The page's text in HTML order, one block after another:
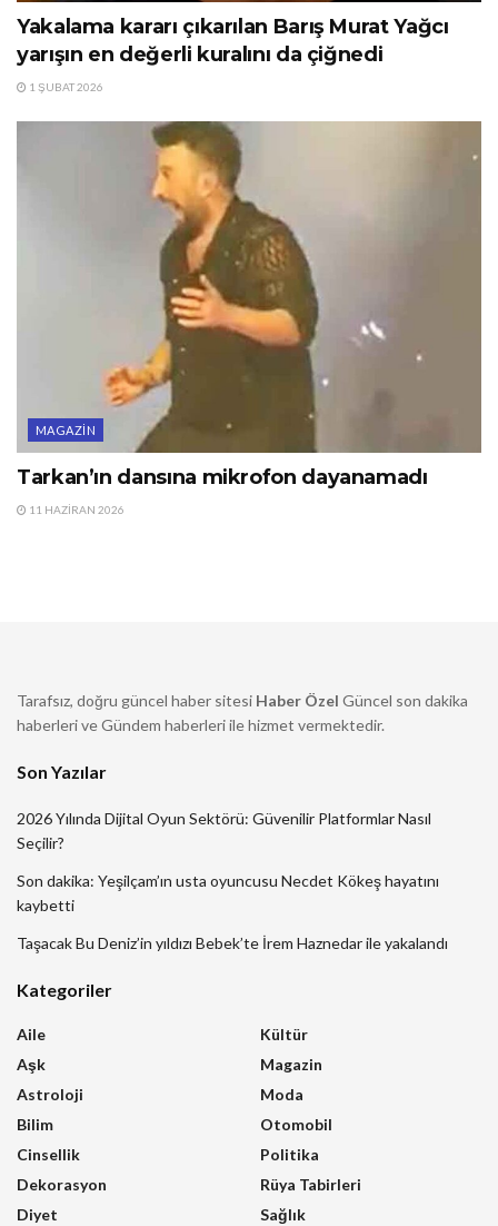
Yakalama kararı çıkarılan Barış Murat Yağcı
yarışın en değerli kuralını da çiğnedi
1 ŞUBAT 2026
MAGAZIN
Tarkan’ın dansına mikrofon dayanamadı
11 HAZIRAN 2026
Tarafsız, doğru güncel haber sitesi Haber Özel Güncel son dakika
haberleri ve Gündem haberleri ile hizmet vermektedir.
Son Yazılar
2026 Yılında Dijital Oyun Sektörü: Güvenilir Platformlar Nasıl
Seçilir?
Son dakika: Yeşilçam’ın usta oyuncusu Necdet Kökeş hayatını
kaybetti
Taşacak Bu Deniz’in yıldızı Bebek’te İrem Haznedar ile yakalandı
Kategoriler
Aile
Aşk
Astroloji
Bilim
Cinsellik
Dekorasyon
Diyet
Kültür
Magazin
Moda
Otomobil
Politika
Rüya Tabirleri
Sağlık